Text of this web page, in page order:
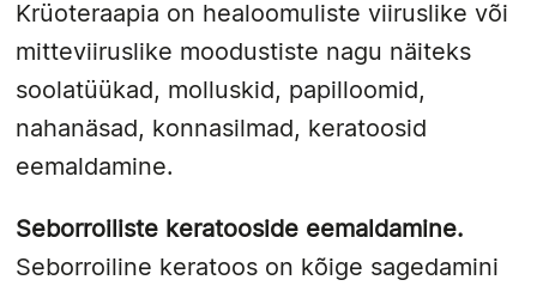
Krüoteraapia on healoomuliste viiruslike või
mitteviiruslike moodustiste nagu näiteks
soolatüükad, molluskid, papilloomid,
nahanäsad, konnasilmad, keratoosid
eemaldamine.
Seborroiliste keratooside eemaldamine.
Seborroiline keratoos on kõige sagedamini